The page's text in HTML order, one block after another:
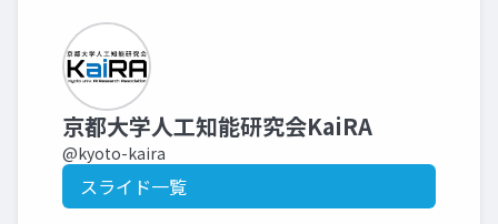
京都大学人工知能研究会KaiRA
@kyoto-kaira
スライド一覧